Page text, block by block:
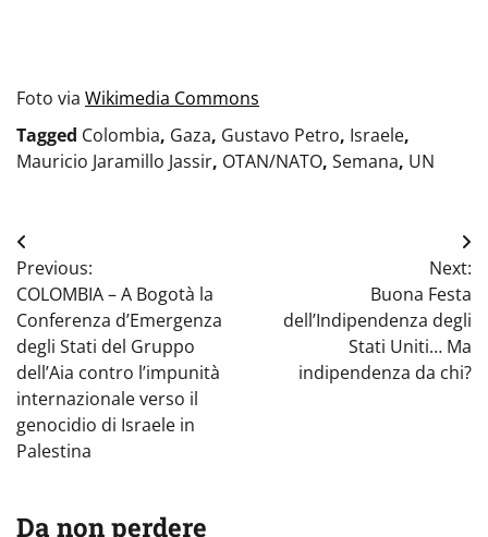
Foto via Wikimedia Commons
Tagged Colombia, Gaza, Gustavo Petro, Israele,
Mauricio Jaramillo Jassir, OTAN/NATO, Semana, UN
Navigazione
articoli
Previous:
COLOMBIA – A Bogotà la
Conferenza d’Emergenza
degli Stati del Gruppo
dell’Aia contro l’impunità
internazionale verso il
genocidio di Israele in
Palestina
Next:
Buona Festa
dell’Indipendenza degli
Stati Uniti… Ma
indipendenza da chi?
Da non perdere